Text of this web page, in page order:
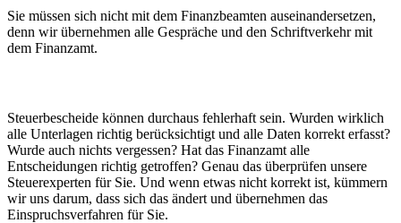
Sie müssen sich nicht mit dem Finanzbeamten auseinandersetzen,
denn wir übernehmen alle Gespräche und den Schriftverkehr mit
dem Finanzamt.
Steuerbescheide können durchaus fehlerhaft sein. Wurden wirklich
alle Unterlagen richtig berücksichtigt und alle Daten korrekt erfasst?
Wurde auch nichts vergessen? Hat das Finanzamt alle
Entscheidungen richtig getroffen? Genau das überprüfen unsere
Steuerexperten für Sie. Und wenn etwas nicht korrekt ist, kümmern
wir uns darum, dass sich das ändert und übernehmen das
Einspruchsverfahren für Sie.